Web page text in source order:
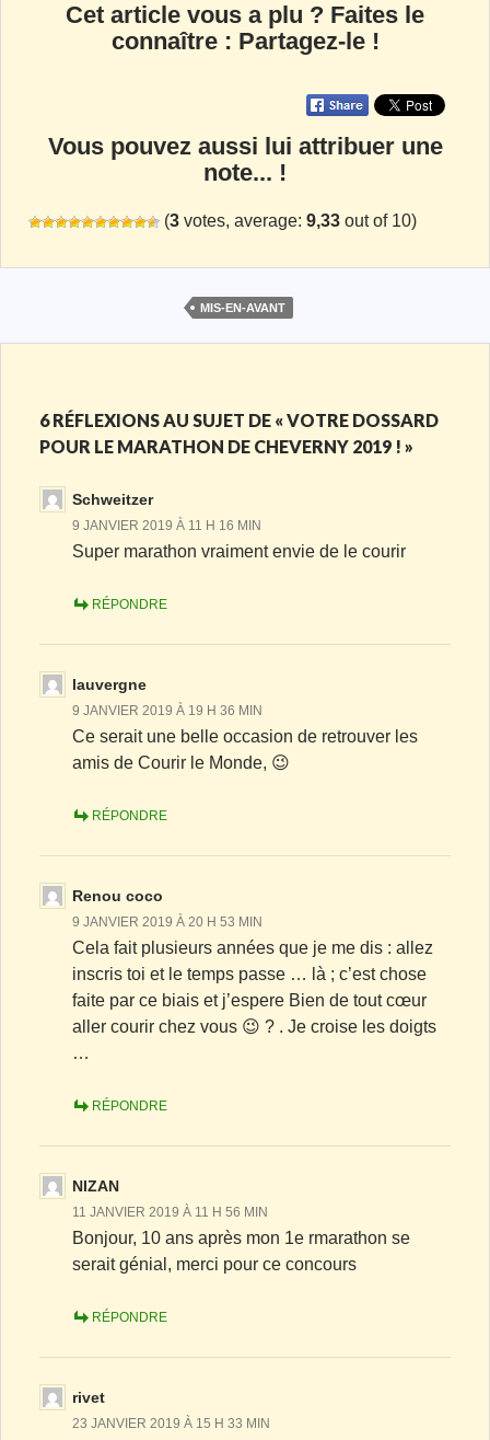
Cet article vous a plu ? Faites le
connaître : Partagez-le !
Vous pouvez aussi lui attribuer une
note... !
(3 votes, average: 9,33 out of 10)
MIS-EN-AVANT
6 RÉFLEXIONS AU SUJET DE « VOTRE DOSSARD
POUR LE MARATHON DE CHEVERNY 2019 ! »
Schweitzer
9 JANVIER 2019 À 11 H 16 MIN
Super marathon vraiment envie de le courir
RÉPONDRE
lauvergne
9 JANVIER 2019 À 19 H 36 MIN
Ce serait une belle occasion de retrouver les
amis de Courir le Monde, 😉
RÉPONDRE
Renou coco
9 JANVIER 2019 À 20 H 53 MIN
Cela fait plusieurs années que je me dis : allez
inscris toi et le temps passe … là ; c’est chose
faite par ce biais et j’espere Bien de tout cœur
aller courir chez vous 😉 ? . Je croise les doigts
…
RÉPONDRE
NIZAN
11 JANVIER 2019 À 11 H 56 MIN
Bonjour, 10 ans après mon 1e rmarathon se
serait génial, merci pour ce concours
RÉPONDRE
rivet
23 JANVIER 2019 À 15 H 33 MIN